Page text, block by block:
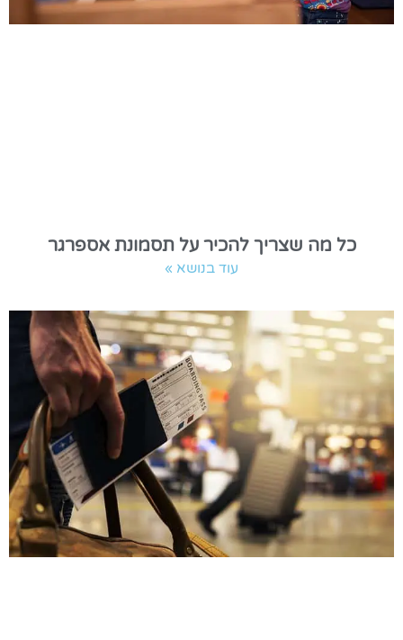
כל מה שצריך להכיר על תסמונת אספרגר
עוד בנושא »